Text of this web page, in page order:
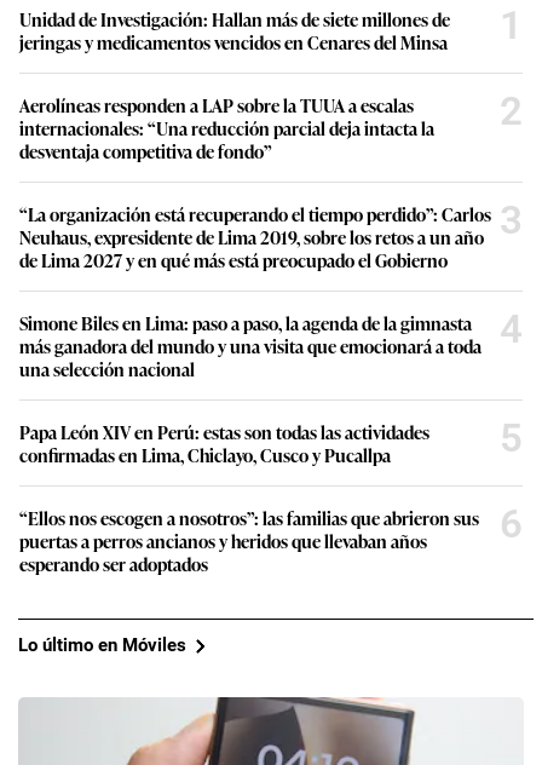
Unidad de Investigación: Hallan más de siete millones de
jeringas y medicamentos vencidos en Cenares del Minsa
1
Aerolíneas responden a LAP sobre la TUUA a escalas
internacionales: “Una reducción parcial deja intacta la
desventaja competitiva de fondo”
2
“La organización está recuperando el tiempo perdido”: Carlos
Neuhaus, expresidente de Lima 2019, sobre los retos a un año
de Lima 2027 y en qué más está preocupado el Gobierno
3
Simone Biles en Lima: paso a paso, la agenda de la gimnasta
más ganadora del mundo y una visita que emocionará a toda
una selección nacional
4
Papa León XIV en Perú: estas son todas las actividades
confirmadas en Lima, Chiclayo, Cusco y Pucallpa
5
“Ellos nos escogen a nosotros”: las familias que abrieron sus
puertas a perros ancianos y heridos que llevaban años
esperando ser adoptados
6
Lo último en Móviles